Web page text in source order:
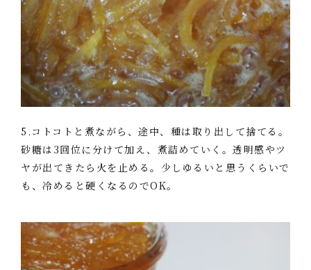
5.コトコトと煮ながら、途中、種は取り出して捨てる。
砂糖は3回位に分けて加え、煮詰めていく。透明感やツ
ヤが出てきたら火を止める。少しゆるいと思うくらいで
も、冷めると硬くなるのでOK。